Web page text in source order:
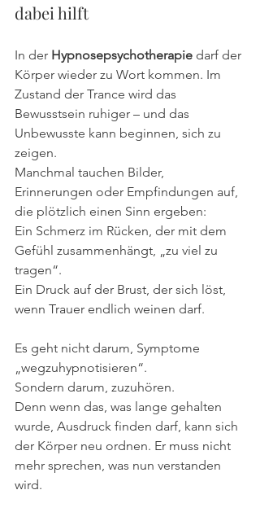
dabei hilft
In der Hypnosepsychotherapie darf der
Körper wieder zu Wort kommen. Im
Zustand der Trance wird das
Bewusstsein ruhiger – und das
Unbewusste kann beginnen, sich zu
zeigen.
Manchmal tauchen Bilder,
Erinnerungen oder Empfindungen auf,
die plötzlich einen Sinn ergeben:
Ein Schmerz im Rücken, der mit dem
Gefühl zusammenhängt, „zu viel zu
tragen“.
Ein Druck auf der Brust, der sich löst,
wenn Trauer endlich weinen darf.
Es geht nicht darum, Symptome
„wegzuhypnotisieren“.
Sondern darum, zuzuhören.
Denn wenn das, was lange gehalten
wurde, Ausdruck finden darf, kann sich
der Körper neu ordnen. Er muss nicht
mehr sprechen, was nun verstanden
wird.